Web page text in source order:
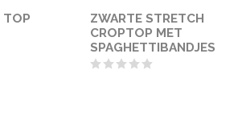
TOP
ZWARTE STRETCH
CROPTOP MET
SPAGHETTIBANDJES